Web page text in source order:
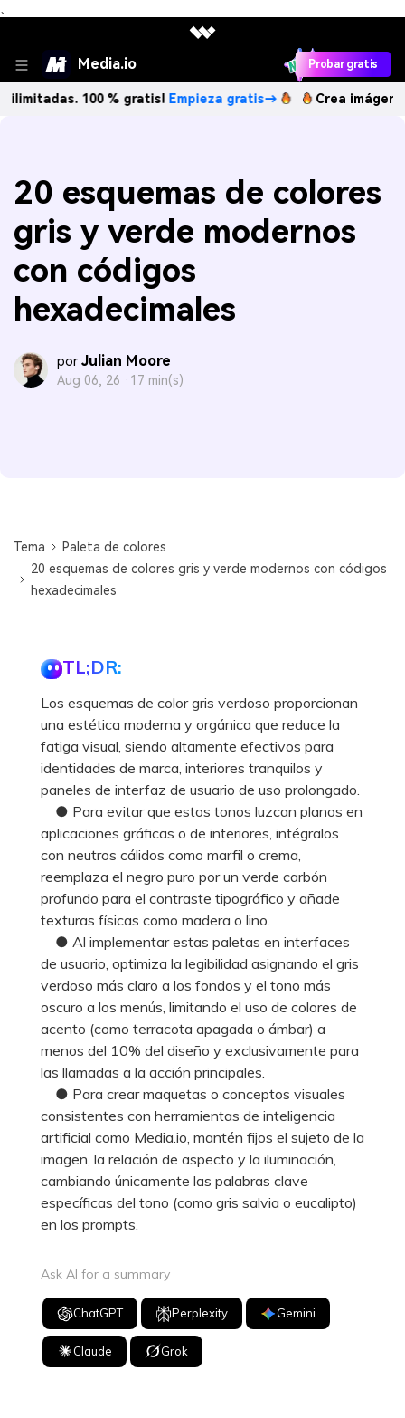
、
Media.io Probar gratis
100 % gratis!Empieza gratis→ Crea imágenes IA
20 esquemas de colores
gris y verde modernos
con códigos
hexadecimales
por Julian Moore
Aug 06, 26 · 17 min(s)
Tema
Paleta de colores
20 esquemas de colores gris y verde modernos con códigos
hexadecimales
TL;DR:
Los esquemas de color gris verdoso proporcionan
una estética moderna y orgánica que reduce la
fatiga visual, siendo altamente efectivos para
identidades de marca, interiores tranquilos y
paneles de interfaz de usuario de uso prolongado.
● Para evitar que estos tonos luzcan planos en
aplicaciones gráficas o de interiores, intégralos
con neutros cálidos como marfil o crema,
reemplaza el negro puro por un verde carbón
profundo para el contraste tipográfico y añade
texturas físicas como madera o lino.
● Al implementar estas paletas en interfaces
de usuario, optimiza la legibilidad asignando el gris
verdoso más claro a los fondos y el tono más
oscuro a los menús, limitando el uso de colores de
acento (como terracota apagada o ámbar) a
menos del 10% del diseño y exclusivamente para
las llamadas a la acción principales.
● Para crear maquetas o conceptos visuales
consistentes con herramientas de inteligencia
artificial como Media.io, mantén fijos el sujeto de la
imagen, la relación de aspecto y la iluminación,
cambiando únicamente las palabras clave
específicas del tono (como gris salvia o eucalipto)
en los prompts.
Ask AI for a summary
ChatGPT Perplexity Gemini
Claude Grok